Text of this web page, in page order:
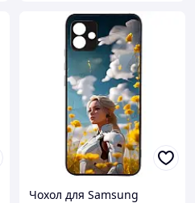
Чохол для Samsung